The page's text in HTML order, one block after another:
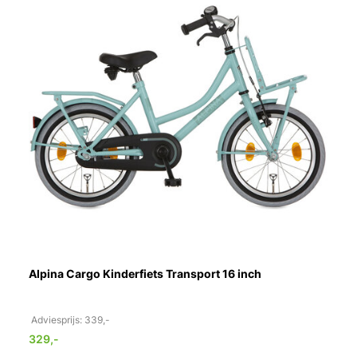
Alpina Cargo Kinderfiets Transport 16 inch
Adviesprijs: 339,-
329,-